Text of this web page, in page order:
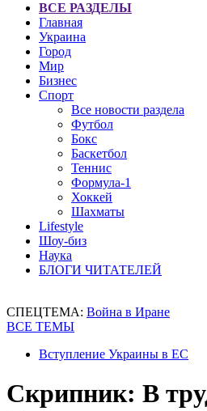
ВСЕ РАЗДЕЛЫ
Главная
Украина
Город
Мир
Бизнес
Спорт
Все новости раздела
Футбол
Бокс
Баскетбол
Теннис
Формула-1
Хоккей
Шахматы
Lifestyle
Шоу-биз
Наука
БЛОГИ ЧИТАТЕЛЕЙ
СПЕЦТЕМА: Война в Иране
ВСЕ ТЕМЫ
Вступление Украины в ЕС
Скрипник: В